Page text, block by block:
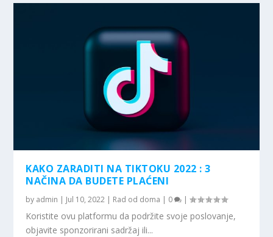
KAKO ZARADITI NA TIKTOKU 2022 : 3
NAČINA DA BUDETE PLAĆENI
by admin Jul 10, 2022 Rad od doma 0 |
Koristite ovu platformu da podržite svoje poslovanje,
objavite sponzorirani sadržaj ili...